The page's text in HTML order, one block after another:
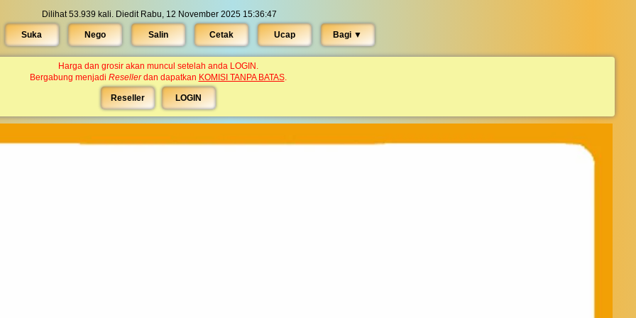
Dilihat 53.939 kali. Diedit Rabu, 12 November 2025 15:36:47
Suka Nego Salin Cetak Ucap Bagi ▼︎
Harga dan grosir akan muncul setelah anda LOGIN.
Bergabung menjadi Resellerdan dapatkan KOMISI TANPA BATAS.
Reseller LOGIN